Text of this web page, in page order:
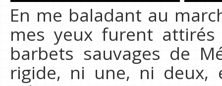
En me baladant au
mes yeux furent
barbets sauvages de
rigide, ni une, ni deux,